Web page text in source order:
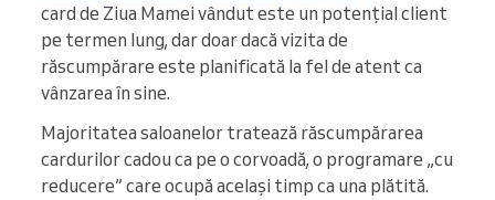
card de Ziua Mamei vândut este un potențial client
pe termen lung, dar doar dacă vizita de
răscumpărare este planificată la fel de atent ca
vânzarea în sine.
Majoritatea saloanelor tratează răscumpărarea
cardurilor cadou ca pe o corvoadă, o programare „cu
reducere” care ocupă același timp ca una plătită.